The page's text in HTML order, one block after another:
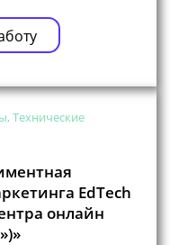
Технические
EdTech
онлайн